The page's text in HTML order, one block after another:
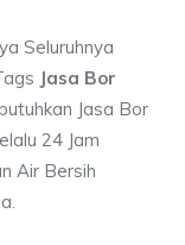
Seluruhnya
Jasa Bor
Jasa Bor
24 Jam
Air Bersih